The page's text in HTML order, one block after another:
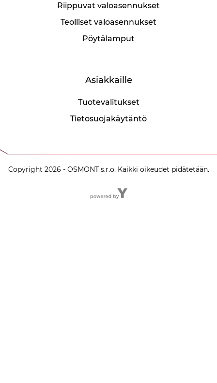
Riippuvat valoasennukset
Teolliset valoasennukset
Pöytälamput
Asiakkaille
Tuotevalitukset
Tietosuojakäytäntö
Copyright 2026 - OSMONT s.r.o. Kaikki oikeudet pidätetään.